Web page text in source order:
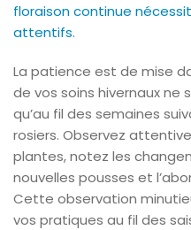
floraison continue
attentifs.
La patience est de mise
de vos soins hivernaux ne
qu’au fil des semaines
rosiers. Observez
plantes, notez les
nouvelles pousses et
Cette observation
vos pratiques au fil des